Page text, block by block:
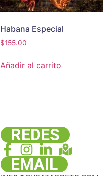
Habana Especial
$155.00
Añadir al carrito
REDES
EMAIL